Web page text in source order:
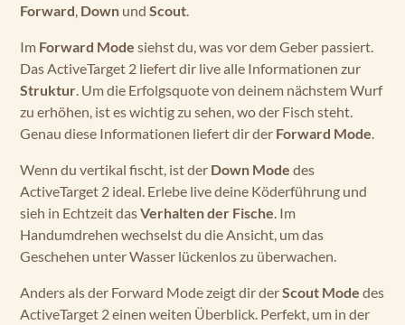
Forward Down und Scout
Im Forward Mode siehst du, was vor dem Geber passiert.
Das ActiveTarget 2 liefert dir live alle Informationen zur
Struktur . Um die Erfolgsquote von deinem nächstem Wurf
zu erhöhen, ist es wichtig zu sehen, wo der Fisch steht.
Genau diese Informationen liefert dir der Forward Mode
Wenn du vertikal fischt, ist der Down Mode des
ActiveTarget 2 ideal. Erlebe live deine Köderführung und
sieh in Echtzeit dasVerhalten der Fische . Im
Handumdrehen wechselst du die Ansicht, um das
Geschehen unter Wasser lückenlos zu überwachen.
Anders als der Forward Mode zeigt dir derScout Mode des
ActiveTarget 2 einen weiten Überblick. Perfekt, um in der